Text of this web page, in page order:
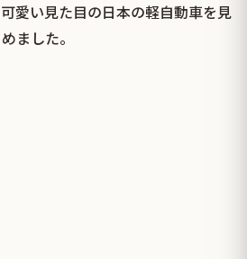
愛い見た目の日本の軽自動車を見
ました。